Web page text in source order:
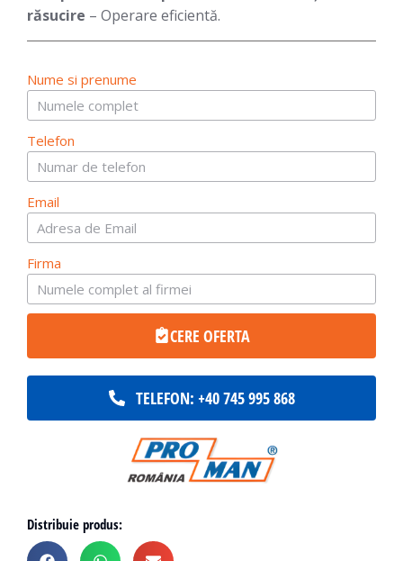
răsucire – Operare eficientă.
Nume si prenume
Telefon
Email
Firma
CERE OFERTA
TELEFON: +40 745 995 868
Distribuie produs: